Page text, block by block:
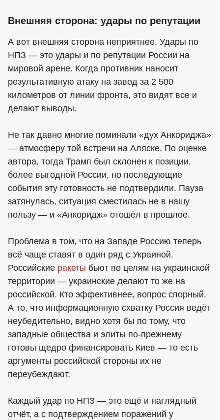
Внешняя сторона: удары по репутации
А вот внешняя сторона неприятнее. Удары по
НПЗ — это удары и по репутации России на
мировой арене. Когда противник наносит
результативную атаку на завод за 2 500
километров от линии фронта, это видят все и
делают выводы.
Не так давно многие поминали «дух Анкориджа»
— атмосферу той встречи на Аляске. По оценке
автора, тогда Трамп был склонен к позиции,
более выгодной России, но последующие
события эту готовность не подтвердили. Пауза
затянулась, ситуация сместилась не в нашу
пользу — и «Анкоридж» отошёл в прошлое.
Проблема в том, что на Западе Россию теперь
всё чаще ставят в один ряд с Украиной.
Российские ракеты бьют по целям на украинской
территории — украинские делают то же на
российской. Кто эффективнее, вопрос спорный.
А то, что информационную схватку Россия ведёт
неубедительно, видно хотя бы по тому, что
западные общества и элиты по-прежнему
готовы щедро финансировать Киев — то есть
аргументы российской стороны их не
переубеждают.
Каждый удар по НПЗ — это ещё и наглядный
отчёт, а с подтверждением поражений у